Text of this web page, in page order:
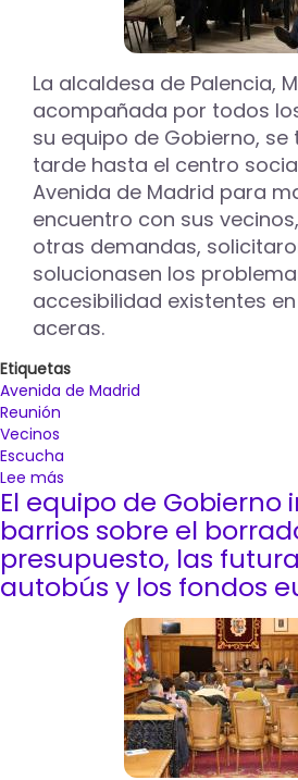
La alcaldesa de Palencia,
acompañada por todos
su equipo de Gobierno,
tarde hasta el centro
Avenida de Madrid para
encuentro con sus
otras demandas,
solucionasen los
accesibilidad existentes
aceras.
Etiquetas
Avenida de Madrid
Reunión
Vecinos
Escucha
Lee más
El
equipo
de
Gobierno
mantiene
encuentro
El equipo de Gobierno
barrios sobre el
presupuesto, las
autobús y los fondos